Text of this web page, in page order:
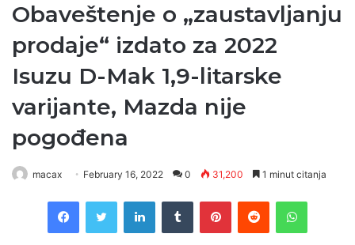
Obaveštenje o „zaustavljanju
prodaje“ izdato za 2022
Isuzu D-Mak 1,9-litarske
varijante, Mazda nije
pogođena
macax February 16, 2022 0 31,200 1 minut citanja
FacebookTwitter LinkedInTumblr PinterestReddit